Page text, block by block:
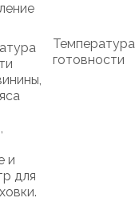
Температура
готовности